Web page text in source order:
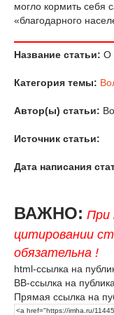
могло кормить себя
«благодарного
Название статьи: О
Категория темы:
Автор(ы) статьи:
Источник статьи:
Дата написания
ВАЖНО: При
цитировании
обязательна !
html-ссылка на
BB-ссылка на
Прямая ссылка на